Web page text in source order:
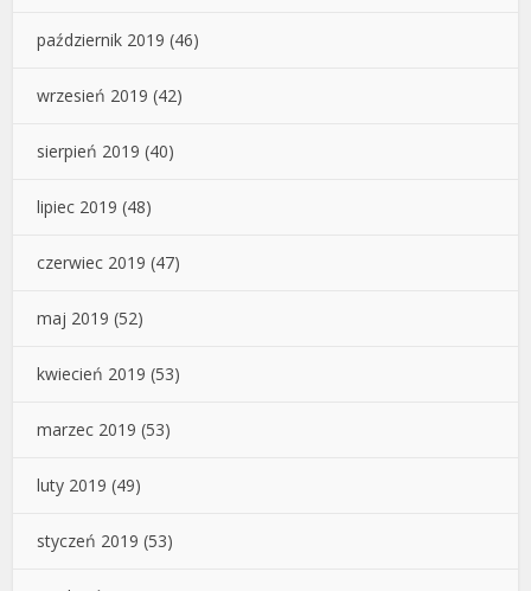
październik 2019 (46)
wrzesień 2019 (42)
sierpień 2019 (40)
lipiec 2019 (48)
czerwiec 2019 (47)
maj 2019 (52)
kwiecień 2019 (53)
marzec 2019 (53)
luty 2019 (49)
styczeń 2019 (53)